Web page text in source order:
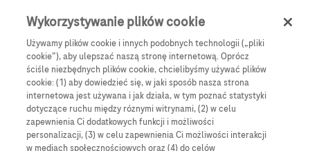
Skip navigation Menu
Ścieżka nawigacyjna
Blog
Blog
Wykorzystywanie plików cookie
Używamy plików cookie i innych podobnych technologii („pliki
cookie”), aby ulepszać naszą stronę internetową. Oprócz
ściśle niezbędnych plików cookie, chcielibyśmy używać plików
cookie: (1) aby dowiedzieć się, w jaki sposób nasza strona
internetowa jest używana i jak działa, w tym poznać statystyki
dotyczące ruchu między róznymi witrynami, (2) w celu
zapewnienia Ci dodatkowych funkcji i możliwości
personalizacji, (3) w celu zapewnienia Ci możliwości interakcji
w mediach społecznościowych oraz (4) do celów